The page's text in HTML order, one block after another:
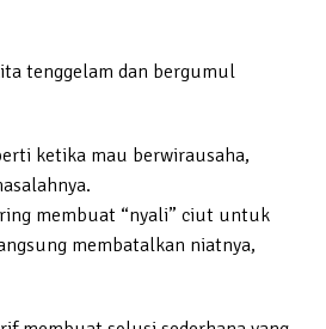
tenggelam dan bergumul
ketika mau berwirausaha,
membuat “nyali” ciut untuk
membatalkan niatnya,